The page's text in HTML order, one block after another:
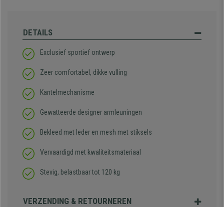
DETAILS
Exclusief sportief ontwerp
Zeer comfortabel, dikke vulling
Kantelmechanisme
Gewatteerde designer armleuningen
Bekleed met leder en mesh met stiksels
Vervaardigd met kwaliteitsmateriaal
Stevig, belastbaar tot 120 kg
VERZENDING & RETOURNEREN